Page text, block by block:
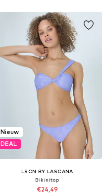
Nieuw
DEAL
LSCN BY LASCANA
Bikinitop
€24,49